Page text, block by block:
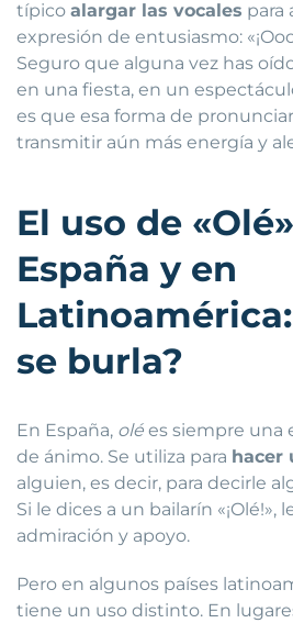
típico alargar las vocales para
expresión de entusiasmo:
Seguro que alguna vez has
en una fiesta, en un
es que esa forma de
transmitir aún más energía y
El uso de
España y en
se burla?
En España, olé es siempre una
de ánimo. Se utiliza para hacer
alguien, es decir, para decirle
Si le dices a un bailarín
admiración y apoyo.
Pero en algunos países
tiene un uso distinto. En